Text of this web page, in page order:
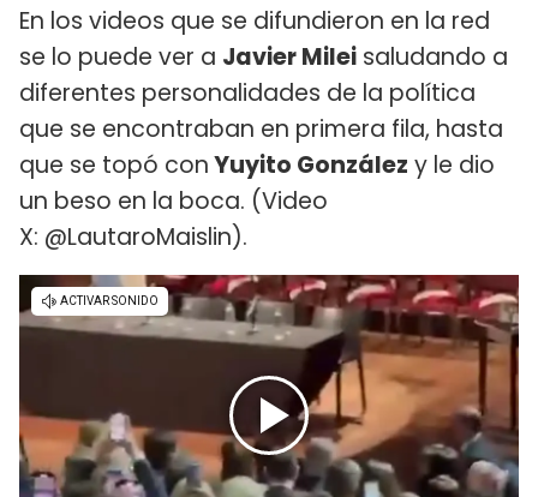
En los videos que se difundieron en la red
se lo puede ver a Javier Milei saludando a
diferentes personalidades de la política
que se encontraban en primera fila, hasta
que se topó conYuyito González y le dio
un beso en la boca. (Video
X: @LautaroMaislin).